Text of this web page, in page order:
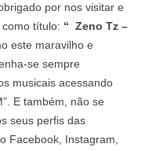
por nos visitar e
título: “ Zeno Tz –
este maravilho e
se sempre
musicais acessando
E também, não se
seus perfis das
Facebook, Instagram,